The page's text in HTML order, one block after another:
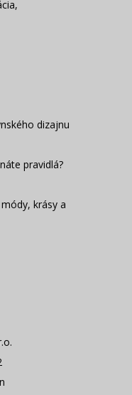
,
dizajnu
pravidlá?
krásy a